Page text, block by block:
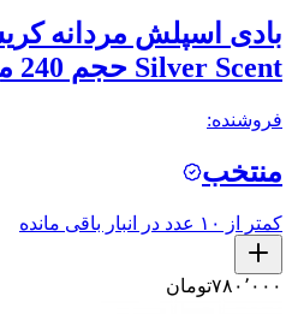
بادی اسپلش مردانه
Silver Scent حجم 240 میلی لیتر
فروشنده:
منتخب
کمتر از ۱۰ عدد در انبار باقی مانده
۷۸۰٬۰۰۰تومان